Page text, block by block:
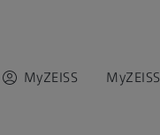
MyZEISS MyZEISS